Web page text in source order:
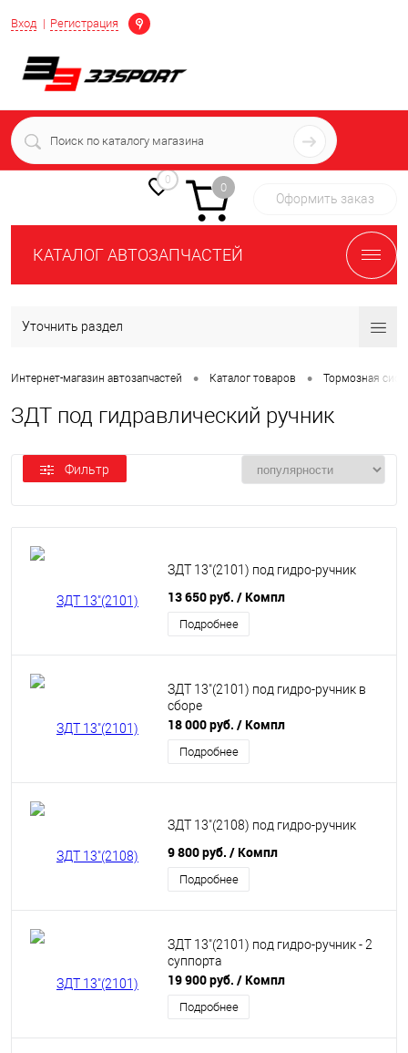
Вход Регистрация
Определение
+7 (939) 716-10-06
пн-пт 7:00-16:00 МСК
0
0
Оформить заказ
КАТАЛОГ АВТОЗАПЧАСТЕЙ
Уточнить раздел
Интернет-магазин автозапчастей • Каталог товаров • Тормозная
ЗДТ под гидравлический ручник
Фильтр
ЗДТ 13"(2101) под гидро-ручник
13 650 руб. / Компл
Подробнее
ЗДТ 13"(2101) под гидро-ручник в
сборе
18 000 руб. / Компл
Подробнее
ЗДТ 13"(2108) под гидро-ручник
9 800 руб. / Компл
Подробнее
ЗДТ 13"(2101) под гидро-ручник - 2
суппорта
19 900 руб. / Компл
Подробнее